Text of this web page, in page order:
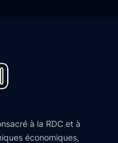
à la RDC et à
économiques,